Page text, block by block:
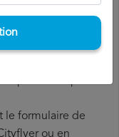
le formulaire de
ou en